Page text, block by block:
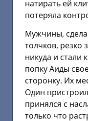
натирать ей
потеряла
Мужчины,
толчков, резко
никуда и стали
попку Аиды
сторонку. Их
Один
принялся с
только что